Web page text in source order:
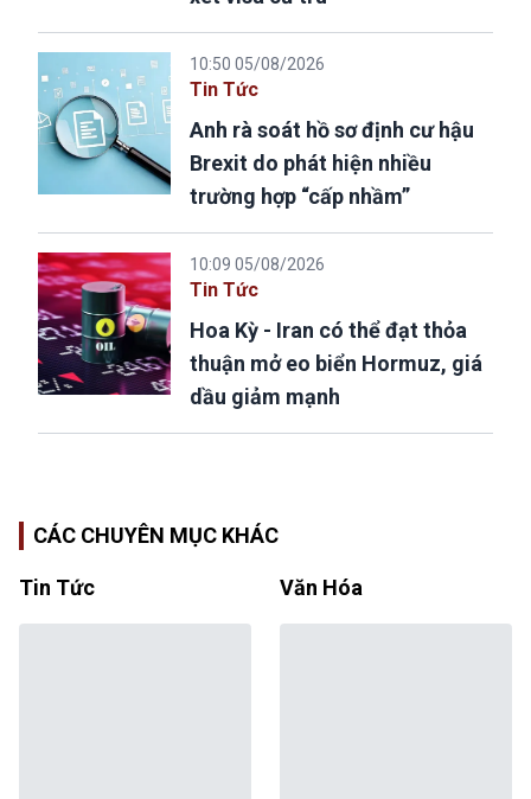
10:50 05/08/2026
Tin Tức
Anh rà soát hồ sơ định cư hậu
Brexit do phát hiện nhiều
trường hợp “cấp nhầm”
10:09 05/08/2026
Tin Tức
Hoa Kỳ - Iran có thể đạt thỏa
thuận mở eo biển Hormuz, giá
dầu giảm mạnh
CÁC CHUYÊN MỤC KHÁC
Tin Tức Văn Hóa